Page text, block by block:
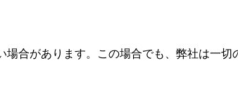
合があります。この場合でも、弊社は一切